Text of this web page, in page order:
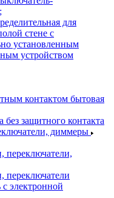
для
стене с
установленным
устройством
контактом бытовая
без защитного контакта
диммеры
переключатели,
переключатели
электронной